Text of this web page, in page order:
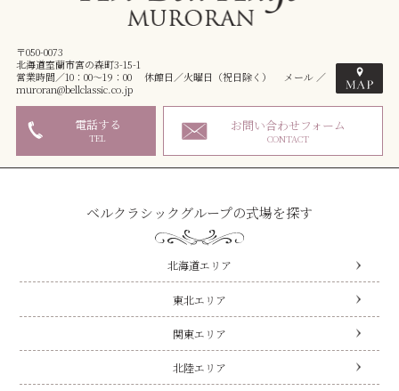
〒050-0073
北海道室蘭市宮の森町3-15-1
営業時間／10：00～19：00 休館日／火曜日（祝日除く） メール ／
muroran@bellclassic.co.jp
電話する
TEL
お問い合わせフォーム
CONTACT
ベルクラシックグループの式場を探す
北海道エリア
東北エリア
関東エリア
北陸エリア